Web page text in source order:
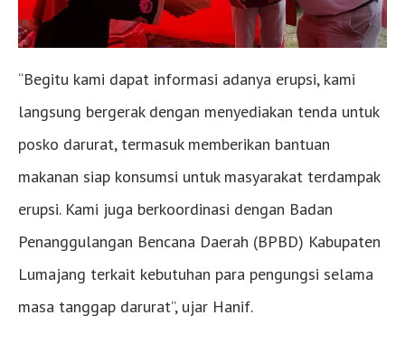
“Begitu kami dapat informasi adanya erupsi, kami
langsung bergerak dengan menyediakan tenda untuk
posko darurat, termasuk memberikan bantuan
makanan siap konsumsi untuk masyarakat terdampak
erupsi. Kami juga berkoordinasi dengan Badan
Penanggulangan Bencana Daerah (BPBD) Kabupaten
Lumajang terkait kebutuhan para pengungsi selama
masa tanggap darurat”, ujar Hanif.